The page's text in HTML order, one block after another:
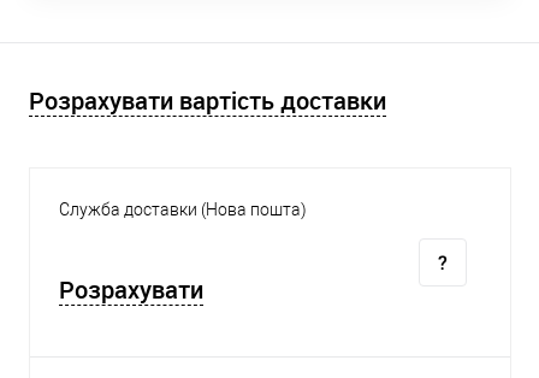
Розрахувати вартість доставки
Служба доставки (Нова пошта)
Розрахувати